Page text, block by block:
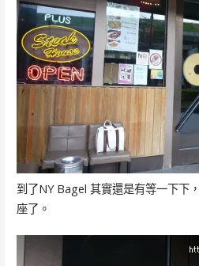
到了NY Bagel 其實還是有等一下下
座了。